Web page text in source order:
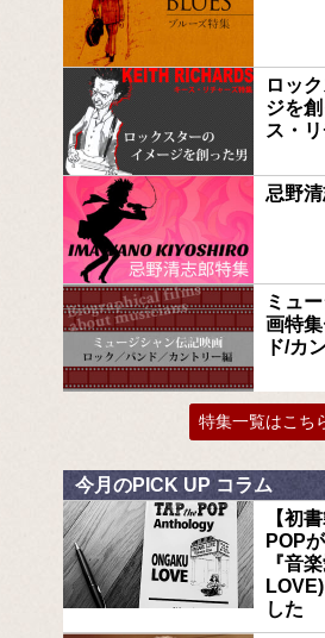
ロッ
ジを
ス・
忌野
ミュ
画特
ド/カ
特集一覧はこち
今月のPICK UP コラム
【初
POP
『音
した